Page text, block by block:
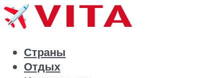
Страны
Отдых